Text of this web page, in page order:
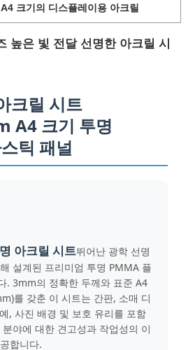
A4 크기의 디스플레이용 아크릴
높은 빛 전달 선명한 아크릴 시
크릴 시트
A4 크기 투명
틱 패널
아크릴 시트뛰어난 광학 선명
설계된 프리미엄 투명 PMMA 플
. 3mm의 정확한 두께와 표준 A4
를 갖춘 이 시트는 간판, 소매 디
, 사진 배경 및 보호 유리를 포함
야에 대한 견고성과 작업성의 이
합니다.